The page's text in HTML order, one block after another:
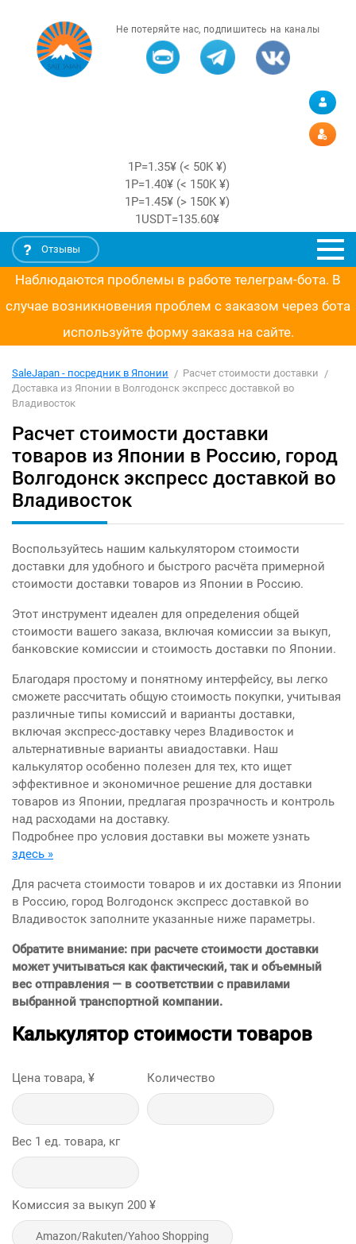
Не потеряйте нас, подпишитесь на каналы
1Р=1.35¥ (< 50K ¥)
1Р=1.40¥ (< 150K ¥)
1Р=1.45¥ (> 150K ¥)
1USDT=135.60¥
Отзывы
Наблюдаются проблемы в работе телеграм-бота. В
случае возникновения проблем с заказом через бота
используйте форму заказа на сайте.
SaleJapan - посредник в Японии
Расчет стоимости доставки
Доставка из Японии в Волгодонск экспресс доставкой во
Владивосток
Расчет стоимости доставки
товаров из Японии в Россию, город
Волгодонск экспресс доставкой во
Владивосток
Воспользуйтесь нашим калькулятором стоимости
доставки для удобного и быстрого расчёта примерной
стоимости доставки товаров из Японии в Россию.
Этот инструмент идеален для определения общей
стоимости вашего заказа, включая комиссии за выкуп,
банковские комиссии и стоимость доставки по Японии.
Благодаря простому и понятному интерфейсу, вы легко
сможете рассчитать общую стоимость покупки, учитывая
различные типы комиссий и варианты доставки,
включая экспресс-доставку через Владивосток и
альтернативные варианты авиадоставки. Наш
калькулятор особенно полезен для тех, кто ищет
эффективное и экономичное решение для доставки
товаров из Японии, предлагая прозрачность и контроль
над расходами на доставку.
Подробнее про условия доставки вы можете узнать
здесь »
Для расчета стоимости товаров и их доставки из Японии
в Россию, город Волгодонск экспресс доставкой во
Владивосток заполните указанные ниже параметры.
Обратите внимание: при расчете стоимости доставки
может учитываться как фактический, так и объемный
вес отправления — в соответствии с правилами
выбранной транспортной компании.
Калькулятор стоимости товаров
Цена товара, ¥ Количество
Вес 1 ед. товара, кг
Комиссия за выкуп 200 ¥